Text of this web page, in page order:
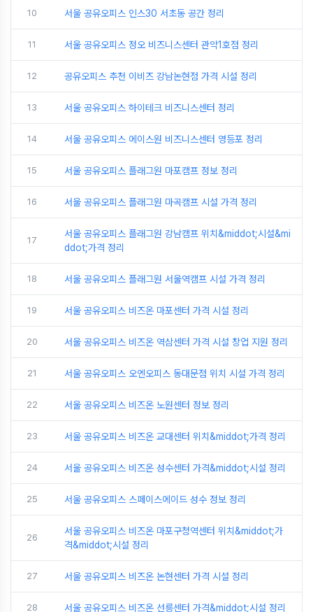
10 서울 공유오피스 인스30 서초동 공간 정리
11 서울 공유오피스 정오 비즈니스센터 관악1호점 정리
12 공유오피스 추천 이비즈 강남논현점 가격 시설 정리
13 서울 공유오피스 하이테크 비즈니스센터 정리
14 서울 공유오피스 에이스원 비즈니스센터 영등포 정리
15 서울 공유오피스 플래그원 마포캠프 정보 정리
16 서울 공유오피스 플래그원 마곡캠프 시설 가격 정리
17
서울 공유오피스 플래그원 강남캠프 위치&middot;시설&mi
ddot;가격 정리
18 서울 공유오피스 플래그원 서울역캠프 시설 가격 정리
19 서울 공유오피스 비즈온 마포센터 가격 시설 정리
20 서울 공유오피스 비즈온 역삼센터 가격 시설 창업 지원 정리
21 서울 공유오피스 오엔오피스 동대문점 위치 시설 가격 정리
22 서울 공유오피스 비즈온 노원센터 정보 정리
23 서울 공유오피스 비즈온 교대센터 위치&middot;가격 정리
24 서울 공유오피스 비즈온 성수센터 가격&middot;시설 정리
25 서울 공유오피스 스페이스에이드 성수 정보 정리
26
서울 공유오피스 비즈온 마포구청역센터 위치&middot;가
격&middot;시설 정리
27 서울 공유오피스 비즈온 논현센터 가격 시설 정리
28 서울 공유오피스 비즈온 선릉센터 가격&middot;시설 정리